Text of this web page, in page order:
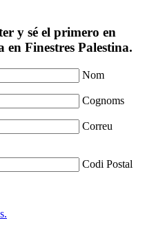
y sé el primero en
en Finestres Palestina.
Nom
Cognoms
Correu
Codi Postal